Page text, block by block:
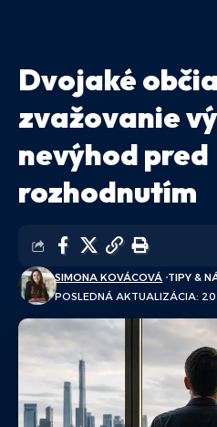
Dvojaké
zvažovanie
nevýhod pred
rozhodnutím
POSLEDNÁ AKTUALIZÁCIA:
SIMONA KOVÁCOVÁ TIPY &